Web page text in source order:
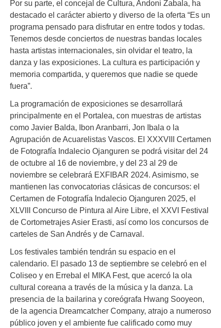
Por su parte, el concejal de Cultura, Andoni Zabala, ha
destacado el carácter abierto y diverso de la oferta “Es un
programa pensado para disfrutar en entre todos y todas.
Tenemos desde conciertos de nuestras bandas locales
hasta artistas internacionales, sin olvidar el teatro, la
danza y las exposiciones. La cultura es participación y
memoria compartida, y queremos que nadie se quede
fuera”.
La programación de exposiciones se desarrollará
principalmente en el Portalea, con muestras de artistas
como Javier Balda, Ibon Aranbarri, Jon Ibala o la
Agrupación de Acuarelistas Vascos. El XXXVIII Certamen
de Fotografía Indalecio Ojanguren se podrá visitar del 24
de octubre al 16 de noviembre, y del 23 al 29 de
noviembre se celebrará EXFIBAR 2024. Asimismo, se
mantienen las convocatorias clásicas de concursos: el
Certamen de Fotografía Indalecio Ojanguren 2025, el
XLVIII Concurso de Pintura al Aire Libre, el XXVI Festival
de Cortometrajes Asier Erasti, así como los concursos de
carteles de San Andrés y de Carnaval.
Los festivales también tendrán su espacio en el
calendario. El pasado 13 de septiembre se celebró en el
Coliseo y en Errebal el MIKA Fest, que acercó la ola
cultural coreana a través de la música y la danza. La
presencia de la bailarina y coreógrafa Hwang Sooyeon,
de la agencia Dreamcatcher Company, atrajo a numeroso
público joven y el ambiente fue calificado como muy